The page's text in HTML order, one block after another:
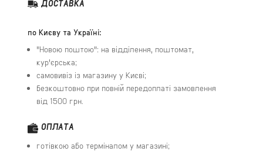
ДОСТАВКА
по Києву та Україні:
"Новою поштою": на відділення, поштомат,
кур'єрська;
самовивіз із магазину у Києві;
безкоштовно при повній передоплаті замовлення
від 1500 грн.
ОПЛАТА
готівкою або терміналом у магазині;